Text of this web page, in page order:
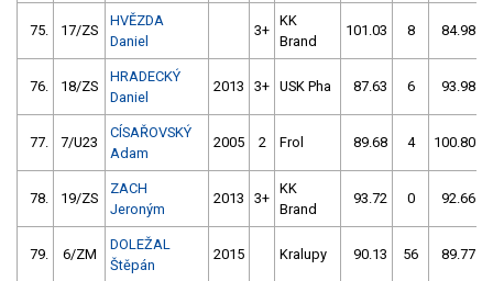
75. 17/ZS
HVĚZDA
Daniel
3+
KK
Brand
101.03 8 84.98
76. 18/ZS
HRADECKÝ
Daniel
2013 3+ USK Pha 87.63 6 93.98
77. 7/U23
CÍSAŘOVSKÝ
Adam
2005 2 Frol 89.68 4 100.80
78. 19/ZS
ZACH
Jeroným
2013 3+
KK
Brand
93.72 0 92.66
79. 6/ZM
DOLEŽAL
Štěpán
2015 Kralupy 90.13 56 89.77